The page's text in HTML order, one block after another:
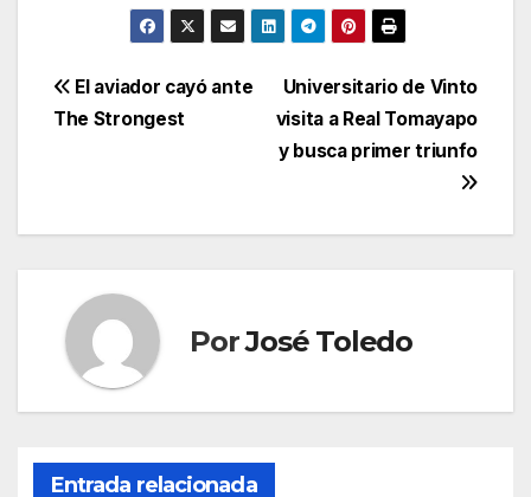
Navegación
Universitario de Vinto
visita a Real Tomayapo
y busca primer triunfo
El aviador cayó ante
The Strongest
PorJosé Toledo
Entrada relacionada